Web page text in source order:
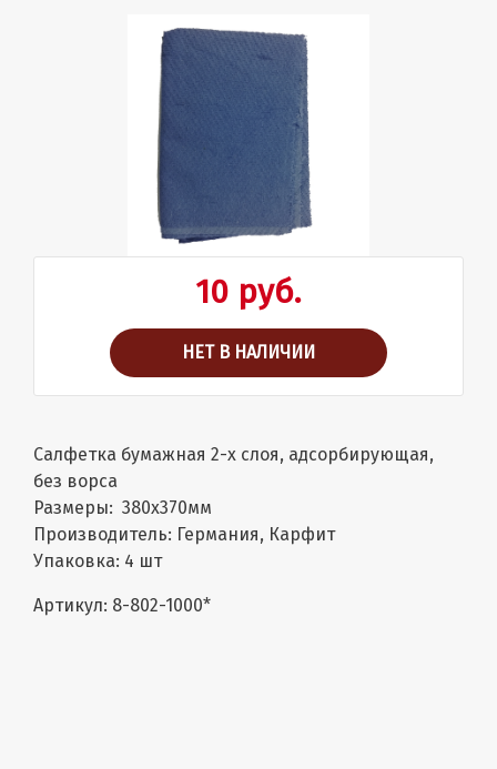
10 руб.
НЕТ В НАЛИЧИИ
Салфетка бумажная 2-х слоя, адсорбирующая,
без ворса
Размеры: 380х370мм
Производитель: Германия, Карфит
Упаковка: 4 шт
Артикул: 8-802-1000*